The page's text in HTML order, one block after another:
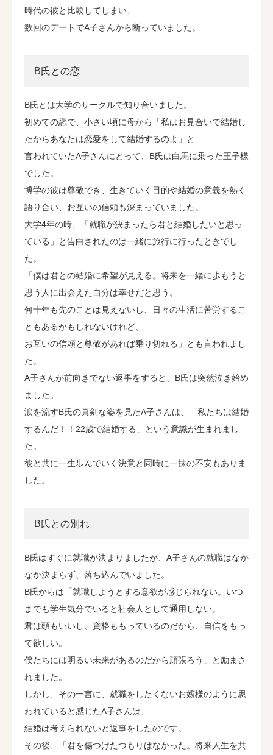
時代の彼と比較してしまい、
数回のデートでA子さんから断っていました。
B氏との恋
B氏とは大学のサークルで知り合いました。
初めての恋で、小さい頃に母から「私はお見合いで結婚し
たからあなたは恋愛をして結婚するのよ」と
言われていたA子さんにとって、B氏は白馬に乗った王子様
でした。
博学の彼は尊敬でき、生きていく目的や結婚の意義を熱く
語り合い、お互いの信頼も深まっていました。
大学4年の時、「就職が決まったら君と結婚したいと思っ
ている」と告白されたのは一緒に旅行に行ったときでし
た。
「僕は君との結婚に希望が見える。将来を一緒に歩もうと
思う人に出会えた自分は幸せだと思う。
何十年も先のことは見えないし、日々の生活に苦労するこ
ともあるかもしれないけれど、
お互いの信頼と尊敬があれば乗り切れる」とも言われまし
た。
A子さんが前向きでない返事をすると、B氏は突然泣き始め
ました。
涙を流すB氏の真剣な姿を見たA子さんは、「私たちは結婚
するんだ！！22歳で結婚する」という意識が生まれまし
た。
彼と共に一生歩んでいく決意と同時に一抹の不安もありま
した。
B氏との別れ
B氏はすぐに就職が決まりましたが、A子さんの就職はなか
なか決まらず、落ち込んでいました。
B氏からは「就職しようとする意欲が感じられない。いつ
までも学生気分でいると社会人として通用しない。
君は頭もいいし、資格ももっているのだから、自信をもっ
て欲しい。
僕たちには明るい未来があるのだから頑張ろう」と励まさ
れました。
しかし、その一言に、就職をしたくないお嬢様のように思
われていると感じたA子さんは、
結婚は考えられないと返事をしたのです。
その後、「君を傷つけたつもりはなかった。将来人生を共